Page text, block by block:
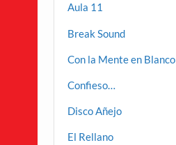
Aula 11
Break Sound
Con la Mente en Blanco
Confieso…
Disco Añejo
El Rellano